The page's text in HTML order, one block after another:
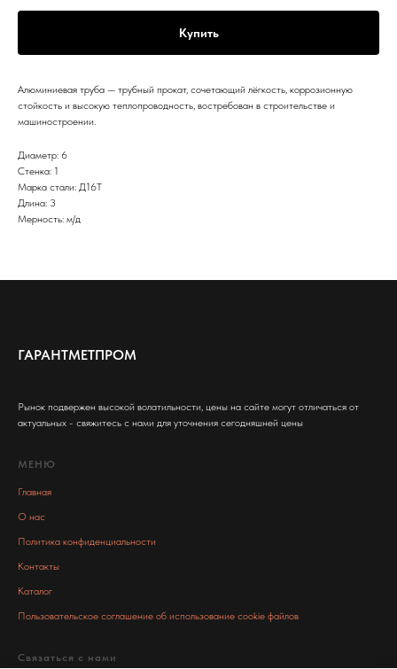
Купить
Алюминиевая труба — трубный прокат, сочетающий лёгкость, коррозионную
стойкость и высокую теплопроводность, востребован в строительстве и
машиностроении.
Диаметр: 6
Стенка: 1
Марка стали: Д16Т
Длина: 3
Мерность: м/д
ГАРАНТМЕТПРОМ
Рынок подвержен высокой волатильности, цены на сайте могут отличаться от
актуальных - свяжитесь с нами для уточнения сегодняшней цены
МЕНЮ
Главная
О нас
Политика конфиденциальности
Контакты
Каталог
Пользовательское соглашение об использование cookie файлов
Связаться с нами